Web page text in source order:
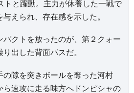
トと躍動。主力が休養した一戦で
えられ、存在感を示した。
クトを放ったのが、第２クォー
出した背面パスだ。
隙を突きボールを奪った河村
ら速攻に走る味方へドンピシャの